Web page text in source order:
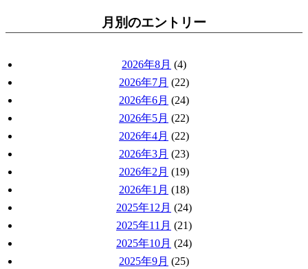
月別のエントリー
2026年8月 (4)
2026年7月 (22)
2026年6月 (24)
2026年5月 (22)
2026年4月 (22)
2026年3月 (23)
2026年2月 (19)
2026年1月 (18)
2025年12月 (24)
2025年11月 (21)
2025年10月 (24)
2025年9月 (25)